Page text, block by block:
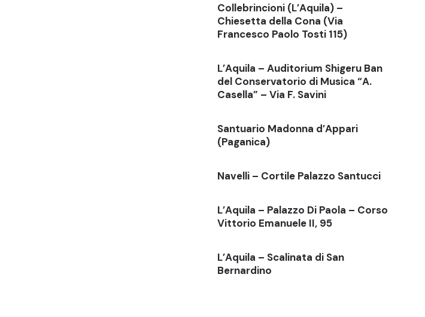
Collebrincioni (L’Aquila) –
Chiesetta della Cona (Via
Francesco Paolo Tosti 115)
L’Aquila – Auditorium Shigeru Ban
del Conservatorio di Musica “A.
Casella” – Via F. Savini
Santuario Madonna d’Appari
(Paganica)
Navelli – Cortile Palazzo Santucci
L’Aquila – Palazzo Di Paola – Corso
Vittorio Emanuele II, 95
L’Aquila – Scalinata di San
Bernardino